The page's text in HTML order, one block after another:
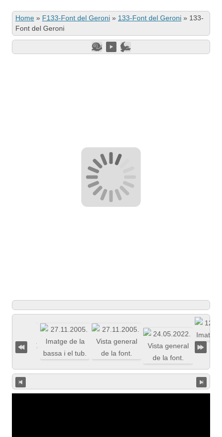
Home » F133-Font del Geroni » 133-Font del Geroni » 133-
Font del Geroni